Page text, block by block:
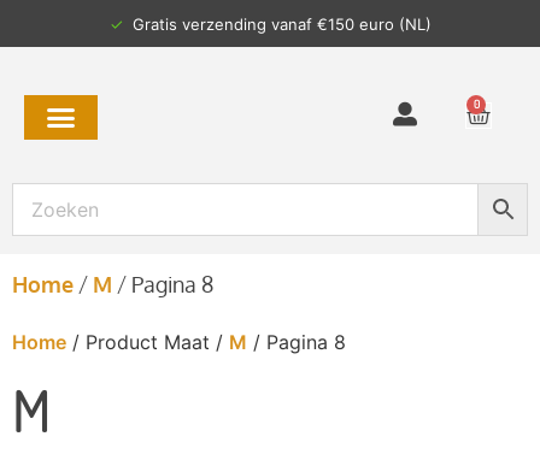
✓ Gratis verzending vanaf €150 euro (NL)
0
Home / M / Pagina 8
Home / Product Maat / M / Pagina 8
M